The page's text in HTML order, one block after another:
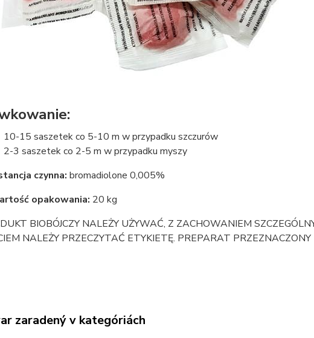
10-15 saszetek co 5-10 m w przypadku szczurów
2-3 saszetek co 2-5 m w przypadku myszy
czynna: bromadiolone 0,005%
opakowania: 20 kg
BIOBÓJCZY NALEŻY UŻYWAĆ, Z ZACHOWANIEM
NALEŻY PRZECZYTAĆ ETYKIETĘ. PREPARAT
zaradený v kategóriách